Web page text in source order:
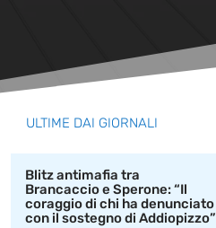
ULTIME DAI GIORNALI
Blitz antimafia tra
Brancaccio e Sperone: “Il
coraggio di chi ha denunciato
con il sostegno di Addiopizzo”